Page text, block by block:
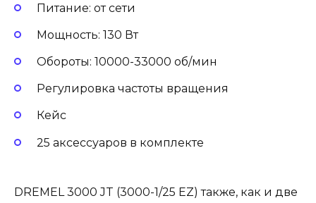
Питание: от сети
Мощность: 130 Вт
Обороты: 10000-33000 об/мин
Регулировка частоты вращения
Кейс
25 аксессуаров в комплекте
DREMEL 3000 JT (3000-1/25 EZ) также, как и две